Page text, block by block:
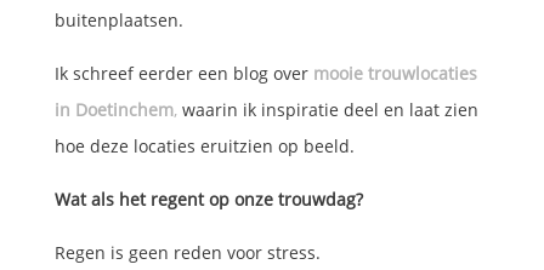
buitenplaatsen.
Ik schreef eerder een blog over mooie trouwlocaties
in Doetinchem,waarin ik inspiratie deel en laat zien
hoe deze locaties eruitzien op beeld.
Wat als het regent op onze trouwdag?
Regen is geen reden voor stress.